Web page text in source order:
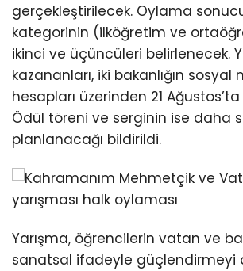
gerçekleştirilecek. Oylama
kategorinin (ilköğretim ve
ikinci ve üçüncüleri belirlenecek.
kazananları, iki bakanlığın sosyal
hesapları üzerinden 21
Ödül töreni ve serginin ise daha
planlanacağı bildirildi.
Yarışma, öğrencilerin vatan ve
sanatsal ifadeyle güçlendirmeyi